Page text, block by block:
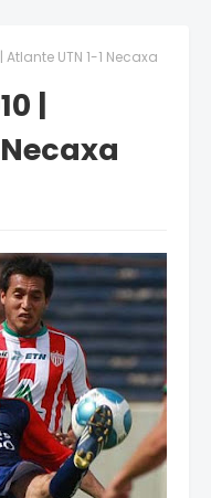
UTN 1-1 Necaxa
|